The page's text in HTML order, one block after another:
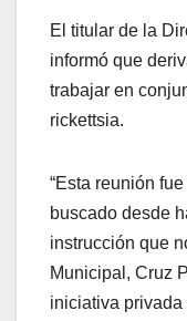
El titular de la
informó que
trabajar en
rickettsia.
“Esta reunión
buscado desde
instrucción que
Municipal, Cruz
iniciativa